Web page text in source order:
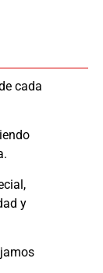
cada
y